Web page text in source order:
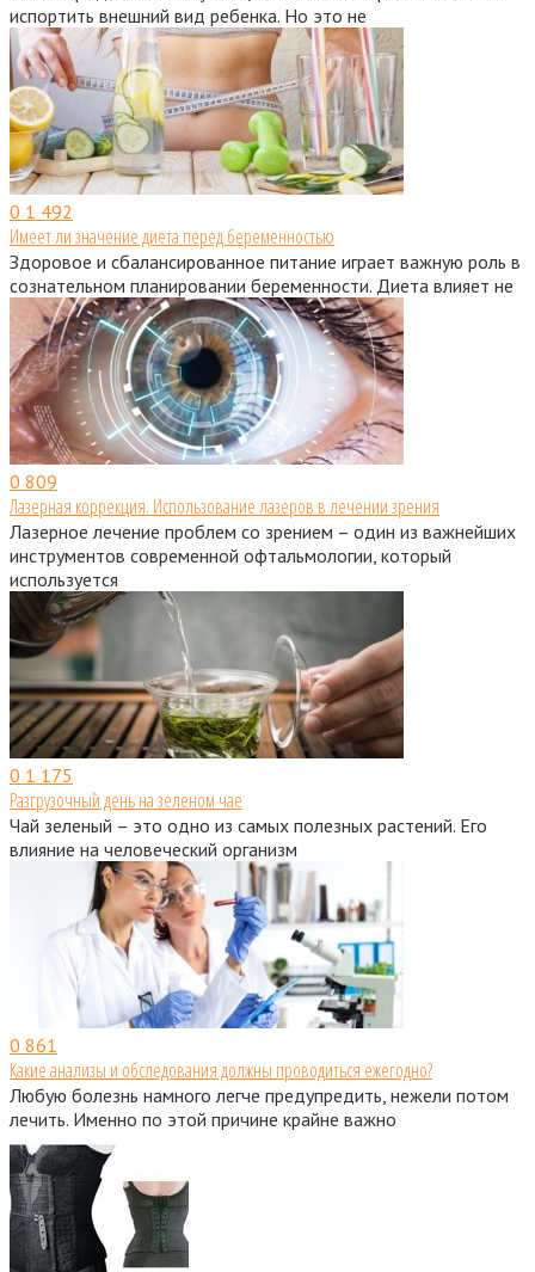
испортить внешний вид ребенка. Но это не
0 1 492
Имеет ли значение диета перед беременностью
Здоровое и сбалансированное питание играет важную роль в
сознательном планировании беременности. Диета влияет не
0 809
Лазерная коррекция. Использование лазеров в лечении зрения
Лазерное лечение проблем со зрением – один из важнейших
инструментов современной офтальмологии, который
используется
0 1 175
Разгрузочный день на зеленом чае
Чай зеленый – это одно из самых полезных растений. Его
влияние на человеческий организм
0 861
Какие анализы и обследования должны проводиться ежегодно?
Любую болезнь намного легче предупредить, нежели потом
лечить. Именно по этой причине крайне важно